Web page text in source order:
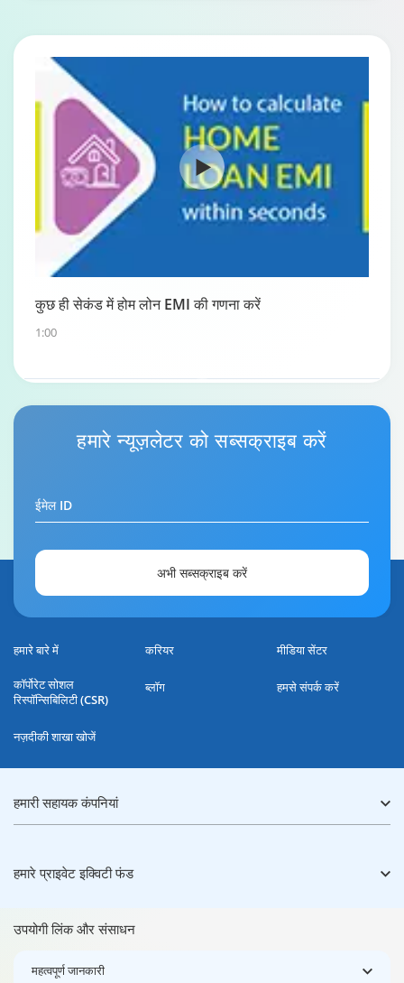
कुछ ही सेकंड में होम लोन EMI की गणना करें
1:00
होम लोन पुनर्भुगतान गाइड
हमारेन्यूज़लेटर को सब्सक्राइब करें
ईमेल ID
अभी सब्सक्राइब करें
हमारे बारे में करियर मीडिया सेंटर
कॉर्पोरेट सोशल
रिस्पॉन्सिबिलिटी (CSR)
ब्लॉग हमसे संपर्क करें
नज़दीकी शाखा खोजें
हमारी सहायक कंपनियां
हमारे प्राइवेट इक्विटी फंड
उपयोगी लिंक और संसाधन
महत्वपूर्ण जानकारी